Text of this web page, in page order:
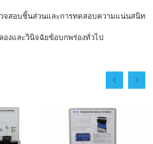
วจสอบชิ้นส่วนและการทดสอบความแน่นสนิท
องและวินิจฉัยข้อบกพร่องทั่วไป